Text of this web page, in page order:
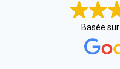
Basée sur